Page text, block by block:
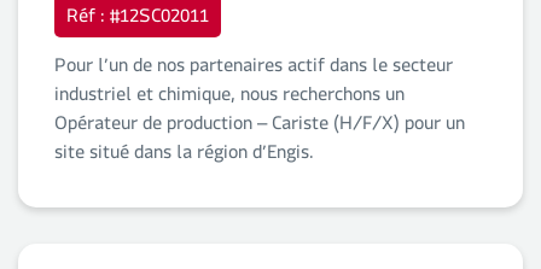
Réf : #12SC02011
Pour l’un de nos partenaires actif dans le secteur
industriel et chimique, nous recherchons un
Opérateur de production – Cariste (H/F/X) pour un
site situé dans la région d’Engis.